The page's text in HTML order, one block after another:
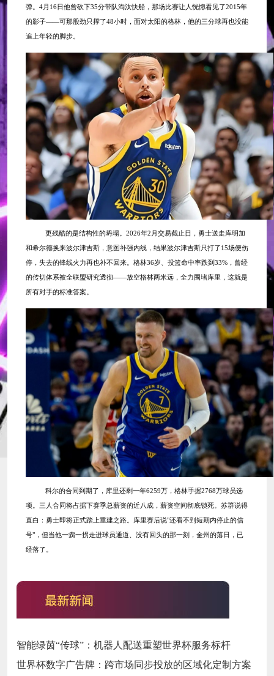
弹。4月16日他曾砍下35分带队淘汰快船，那场比赛让人恍惚看见了2015年
的影子——可那股劲只撑了48小时，面对太阳的格林，他的三分球再也没能
追上年轻的脚步。
更残酷的是结构性的坍塌。 2026年2月交易截止日，勇士送走库明加
和希尔德换来波尔津吉斯，意图补强内线，结果波尔津吉斯只打了15场便伤
停，失去的锋线火力再也补不回来。格林36岁、投篮命中率跌到33%，曾经
的传切体系被全联盟研究透彻——放空格林两米远，全力围堵库里，这就是
所有对手的标准答案。
科尔的合同到期了，库里还剩一年6259万，格林手握2768万球员选
项。三人合同将占据下赛季总薪资的近八成，薪资空间彻底锁死。苏群说得
直白：勇士即将正式踏上重建之路。库里赛后说"还看不到短期内停止的信
号"，但当他一瘸一拐走进球员通道、没有回头的那一刻，金州的落日，已
经落了。
智能绿茵“传球”：机器人配送重塑世界杯服务标杆
世界杯数字广告牌：跨市场同步投放的区域化定制方案